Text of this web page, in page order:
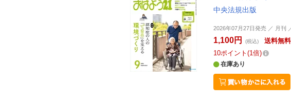
中央法規出版
2026年07月27日発売 ／ 月刊
1,100円 (税込)
送料無料
10ポイント 1倍
在庫あり